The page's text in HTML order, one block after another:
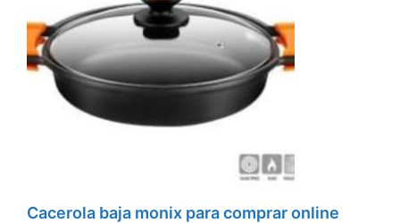
Cacerola baja monix para comprar online